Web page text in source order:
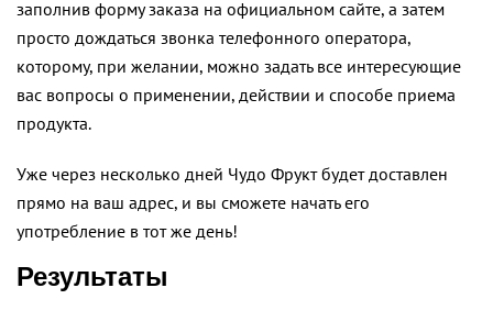
заполнив форму заказа на официальном сайте, а затем
просто дождаться звонка телефонного оператора,
которому, при желании, можно задать все интересующие
вас вопросы о применении, действии и способе приема
продукта.
Уже через несколько дней Чудо Фрукт будет доставлен
прямо на ваш адрес, и вы сможете начать его
употребление в тот же день!
Результаты